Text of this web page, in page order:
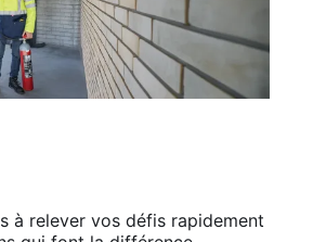
à relever vos défis rapidement